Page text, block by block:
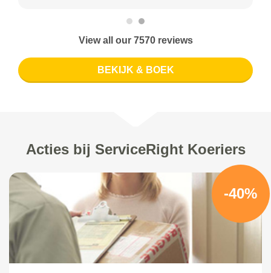
View all our 7570 reviews
BEKIJK & BOEK
Acties bij ServiceRight Koeriers
-40%